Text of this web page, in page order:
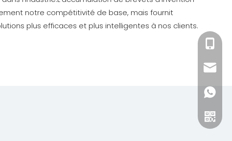
notre compétitivité de base, mais fournit
plus efficaces et plus intelligentes à nos clients.
+86-
+86-